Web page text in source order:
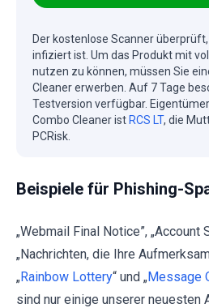
Der kostenlose Scanner
infiziert ist. Um das Produkt mit
nutzen zu können, müssen Sie
Cleaner erwerben. Auf 7 Tage
Testversion verfügbar.
Combo Cleaner ist RCS LT, die
PCRisk.
Beispiele für Phishing-
„Webmail Final Notice”, „Account
„Nachrichten, die Ihre
„Rainbow Lottery“ und „Message
sind nur einige unserer neuesten